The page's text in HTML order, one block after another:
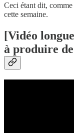
Ceci étant dit,
cette semaine.
[Vidéo
à produire